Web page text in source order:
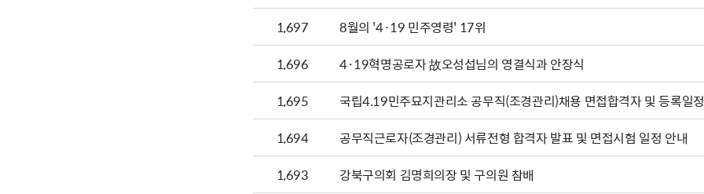
1,697
8월의 '4·19 민주영령' 17위
1,696
4·19혁명공로자 故오성섭님의 영결식과 안장식
1,695
국립4.19민주묘지관리소 공무직(조경관리)채용 면접합격자 및 등록일
1,694
공무직근로자(조경관리) 서류전형 합격자 발표 및 면접시험 일정 안내
1,693
강북구의회 김명희의장 및 구의원 참배